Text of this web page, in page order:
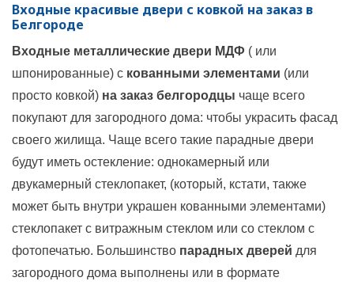
Входные красивые двери с ковкой на заказ в
Белгороде
Входные металлические двери МДФ ( или
шпонированные) с кованными элементами (или
просто ковкой) на заказ белгородцы чаще всего
покупают для загородного дома: чтобы украсить фасад
своего жилища. Чаще всего такие парадные двери
будут иметь остекление: однокамерный или
двукамерный стеклопакет, (который, кстати, также
может быть внутри украшен кованными элементами)
стеклопакет с витражным стеклом или со стеклом с
фотопечатью. Большинство парадных дверей для
загородного дома выполнены или в формате